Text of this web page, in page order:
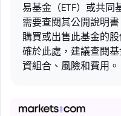
易基金（ETF）或共同
需要查閱其公開說明
購買或出售此基金的
確於此處，建議查閱
資組合、風險和費用。